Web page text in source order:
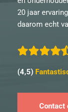
20 jaar
daarom echt
(4,5)
Contact